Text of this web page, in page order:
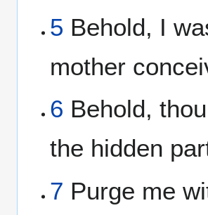
5 Behold, I
mother
6 Behold,
the hidden
7 Purge me